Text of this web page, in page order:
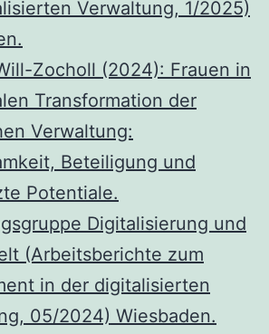
Verwaltung, 1/2025)
Zocholl (2024): Frauen in
Transformation der
Verwaltung:
Beteiligung und
Potentiale.
Digitalisierung und
(Arbeitsberichte zum
in der digitalisierten
05/2024) Wiesbaden.